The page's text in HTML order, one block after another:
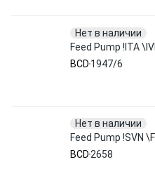
Нет в наличии
Feed Pump !ITA
BCD 1947/6
Нет в наличии
Feed Pump !SVN
BCD 2658